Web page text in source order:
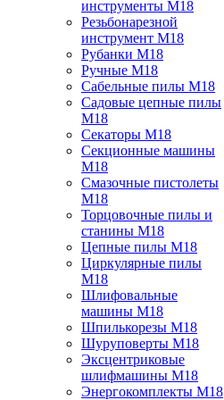
инструменты M18
Резьбонарезной
инструмент M18
Рубанки M18
Ручные M18
Сабельные пилы M18
Садовые цепные пилы
M18
Секаторы M18
Секционные машины
M18
Смазочные пистолеты
M18
Торцовочные пилы и
станины M18
Цепные пилы M18
Циркулярные пилы
M18
Шлифовальные
машины M18
Шпилькорезы M18
Шуруповерты M18
Эксцентриковые
шлифмашины M18
Энергокомплекты M18